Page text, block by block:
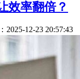
效率翻倍？
2025-12-23 20:57:43